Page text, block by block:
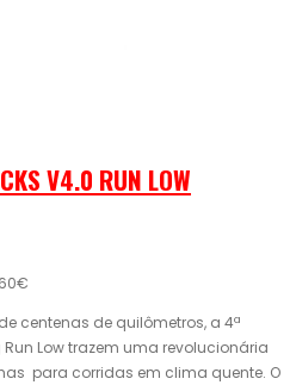
V4.0 RUN LOW
centenas de quilômetros, a 4ª
Low trazem uma revolucionária
para corridas em clima quente. O